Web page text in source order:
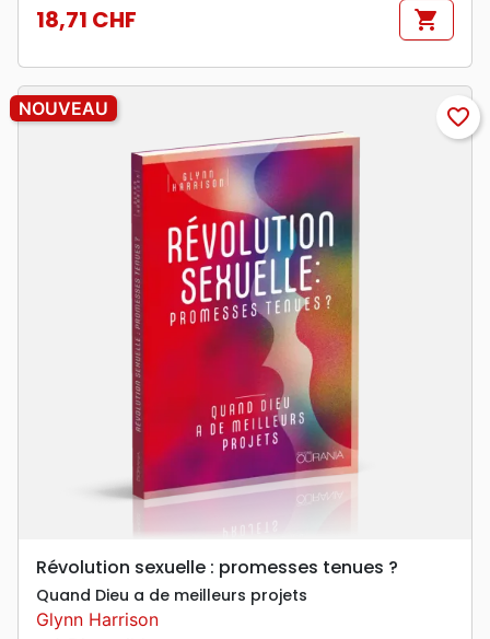
Prix
18,71 CHF shopping_cart
NOUVEAU favorite_border
Révolution sexuelle : promesses tenues ?
Quand Dieu a de meilleurs projets
Glynn Harrison